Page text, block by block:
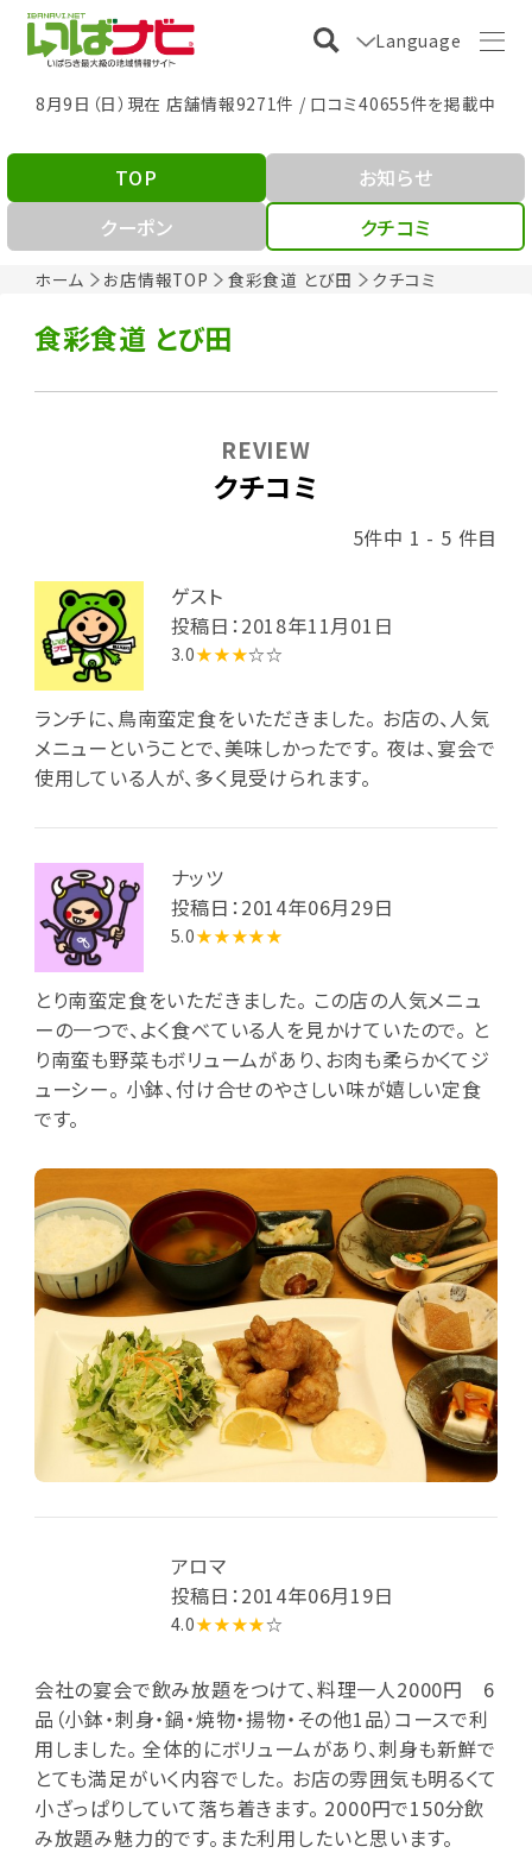
Language
8月9日（日）現在 店舗情報9271件 / 口コミ40655件を掲載中
ホーム お店情報TOP 食彩食道 とび田 クチコミ
TOP
お知らせ
クーポン
クチコミ
食彩食道 とび田
クチコミ
REVIEW
5件中 1 - 5 件目
ゲスト
投稿日：2018年11月01日
3.0★★★☆☆
ランチに、鳥南蛮定食をいただきました。 お店の、人気
メニューということで、美味しかったです。 夜は、宴会で
使用している人が、多く見受けられます。
ナッツ
投稿日：2014年06月29日
5.0★★★★★
とり南蛮定食をいただきました。 この店の人気メニュ
ーの一つで、よく食べている人を見かけていたので。 と
り南蛮も野菜もボリュームがあり、お肉も柔らかくてジ
ューシー。 小鉢、付け合せのやさしい味が嬉しい定食
です。
アロマ
投稿日：2014年06月19日
4.0★★★★☆
会社の宴会で飲み放題をつけて、料理一人2000円 6
品（小鉢・刺身・鍋・焼物・揚物・その他1品）コースで利
用しました。 全体的にボリュームがあり、刺身も新鮮で
とても満足がいく内容でした。 お店の雰囲気も明るくて
小ざっぱりしていて落ち着きます。 2000円で150分飲
み放題み魅力的です。また利用したいと思います。